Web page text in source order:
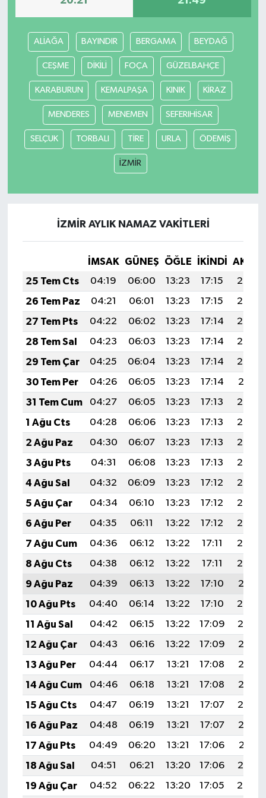
ALİAĞA BAYINDIR BERGAMA BEYDAĞ
CEŞME DİKİLİ FOÇA GÜZELBAHÇE
KARABURUN KEMALPAŞA KINIK KİRAZ
MENDERES MENEMEN SEFERIHİSAR
SELÇUK TORBALI TİRE URLA ÖDEMİŞ
İZMİR
İZMİR AYLIK NAMAZ VAKITLERI
İMSAK GÜNEŞ ÖĞLE İKINDI
25 Tem Cts
04:19 06:00 13:23 17:15
20:36
26 Tem Paz
04:21 06:01 13:23 17:15
20:35
27 Tem Pts
04:22 06:02 13:23 17:14
20:34
28 Tem Sal
04:23 06:03 13:23 17:14
20:33
29 Tem Çar
04:25 06:04 13:23 17:14
20:32
30 Tem Per
04:26 06:05 13:23 17:14
20:31
31 Tem Cum
04:27 06:05 13:23 17:13
20:30
1 Ağu Cts
04:28 06:06 13:23 17:13
20:29
2 Ağu Paz
04:30 06:07 13:23 17:13
20:28
3 Ağu Pts
04:31 06:08 13:23 17:13
20:27
4 Ağu Sal
04:32 06:09 13:23 17:12
20:26
5 Ağu Çar
04:34 06:10 13:23 17:12
20:25
6 Ağu Per
04:35 06:11 13:22 17:12
20:24
7 Ağu Cum
04:36 06:12 13:22 17:11
20:23
8 Ağu Cts
04:38 06:12 13:22 17:11
20:22
9 Ağu Paz
04:39 06:13 13:22 17:10
20:21
10 Ağu Pts
04:40 06:14 13:22 17:10
20:20
11 Ağu Sal
04:42 06:15 13:22 17:09
20:19
12 Ağu Çar
04:43 06:16 13:22 17:09
20:17
13 Ağu Per
04:44 06:17 13:21 17:08
20:16
14 Ağu Cum
04:46 06:18 13:21 17:08
20:15
15 Ağu Cts
04:47 06:19 13:21 17:07
20:14
16 Ağu Paz
04:48 06:19 13:21 17:07
20:12
17 Ağu Pts
04:49 06:20 13:21 17:06
20:11
18 Ağu Sal
04:51 06:21 13:20 17:06
20:10
19 Ağu Çar
04:52 06:22 13:20 17:05 20:08
Yaşam
KAHRAMANMARAŞ